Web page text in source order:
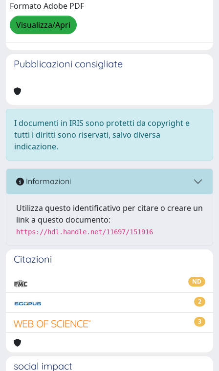
Formato Adobe PDF
Visualizza/Apri
Pubblicazioni consigliate
I documenti in IRIS sono protetti da copyright e
tutti i diritti sono riservati, salvo diversa
indicazione.
Informazioni
Utilizza questo identificativo per citare o creare un
link a questo documento:
https://hdl.handle.net/11697/151916
Citazioni
ND
2
3
social impact